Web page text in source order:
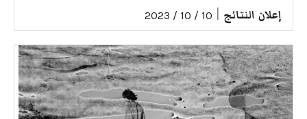
إعلان النتائج 10 / 10 / 2023